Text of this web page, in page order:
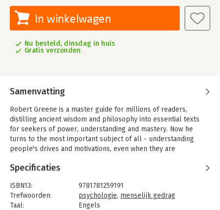
In winkelwagen
Nu besteld, dinsdag in huis
Gratis verzonden
Samenvatting
Robert Greene is a master guide for millions of readers,
distilling ancient wisdom and philosophy into essential texts
for seekers of power, understanding and mastery. Now he
turns to the most important subject of all - understanding
people's drives and motivations, even when they are
Our very lives depend on our relationships with people.
Knowing why people do what they do is the most important
tool we can possess, without which our other talents can only
take us so far. Drawing from the ideas and examples of
Specificaties
ISBN13:
9781781259191
Trefwoorden:
psychologie, menselijk gedrag
Taal:
Engels